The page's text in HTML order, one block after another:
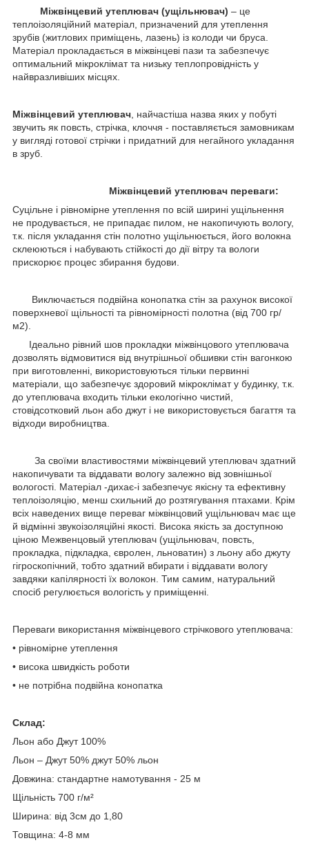
Міжвінцевий утеплювач (ущільнювач) – це
теплоізоляційний матеріал, призначений для утеплення
зрубів (житлових приміщень, лазень) із колоди чи бруса.
Матеріал прокладається в міжвінцеві пази та забезпечує
оптимальний мікроклімат та низьку теплопровідність у
найвразливіших місцях.
Міжвінцевий утеплювач , найчастіша назва яких у побуті
звучить як повсть, стрічка, клоччя - поставляється замовникам
у вигляді готової стрічки і придатний для негайного укладання
в зруб.
Міжвінцевий утеплювач переваги:
Суцільне і рівномірне утеплення по всій ширині ущільнення
не продувається, не припадає пилом, не накопичують вологу,
т.к. після укладання стін полотно ущільнюється, його волокна
склеюються і набувають стійкості до дії вітру та вологи
прискорює процес збирання будови.
Виключається подвійна конопатка стін за рахунок високої
поверхневої щільності та рівномірності полотна (від 700 гр/
м2).
Ідеально рівний шов прокладки міжвінцового утеплювача
дозволять відмовитися від внутрішньої обшивки стін вагонкою
при виготовленні, використовуються тільки первинні
матеріали, що забезпечує здоровий мікроклімат у будинку, т.к.
до утеплювача входить тільки екологічно чистий,
стовідсотковий льон або джут і не використовується багаття та
відходи виробництва.
За своїми властивостями міжвінцевий утеплювач здатний
накопичувати та віддавати вологу залежно від зовнішньої
вологості. Матеріал -дихає-і забезпечує якісну та ефективну
теплоізоляцію, менш схильний до розтягування птахами. Крім
всіх наведених вище переваг міжвінцовий ущільнювач має ще
й відмінні звукоізоляційні якості. Висока якість за доступною
ціною Межвенцовый утеплювач (ущільнювач, повсть,
прокладка, підкладка, євролен, льноватин) з льону або джуту
гігроскопічний, тобто здатний вбирати і віддавати вологу
завдяки капілярності їх волокон. Тим самим, натуральний
спосіб регулюється вологість у приміщенні.
Переваги використання міжвінцевого стрічкового утеплювача:
• рівномірне утеплення
• висока швидкість роботи
• не потрібна подвійна конопатка
Склад:
Льон або Джут 100%
Льон – Джут 50% джут 50% льон
Довжина: стандартне намотування - 25 м
Щільність 700 г/м²
Ширина: від 3см до 1,80
Товщина: 4-8 мм